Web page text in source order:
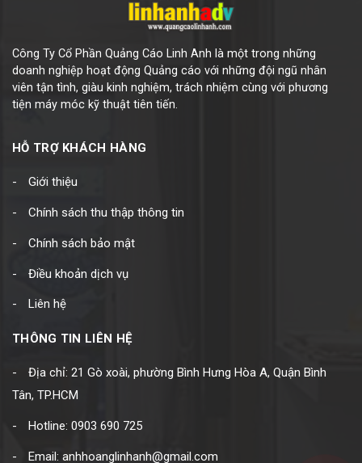
Công Ty Cổ Phần Quảng Cáo Linh Anh là một trong những
doanh nghiệp hoạt động Quảng cáo với những đội ngũ nhân
viên tận tình, giàu kinh nghiệm, trách nhiệm cùng với phương
tiện máy móc kỹ thuật tiên tiến.
HỖ TRỢ KHÁCH HÀNG
Giới thiệu
Chính sách thu thập thông tin
Chính sách bảo mật
Điều khoản dịch vụ
Liên hệ
THÔNG TIN LIÊN HỆ
Địa chỉ: 21 Gò xoài, phường Bình Hưng Hòa A, Quận Bình
Tân, TP.HCM
Hotline: 0903 690 725
Email: anhhoanglinhanh@gmail.com